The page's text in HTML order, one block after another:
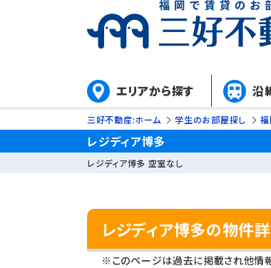
エリアから探す 沿
三好不動産:ホーム 学生のお部屋探し
レジディア博多
レジディア博多 空室なし
レジディア博多の物件
※このページは過去に掲載され他情